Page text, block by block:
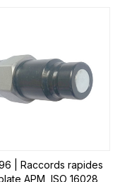
| Raccords rapides
APM, ISO 16028,